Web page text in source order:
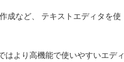
成など、 テキストエディタを使
はより高機能で使いやすいエディ